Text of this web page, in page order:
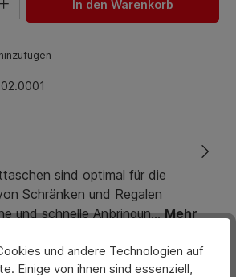
In den Warenkorb
sind optimal für die
Schränken und Regalen
und schnelle Anbringun…Mehr
und andere Technologien auf
Einige von ihnen sind essenziell,